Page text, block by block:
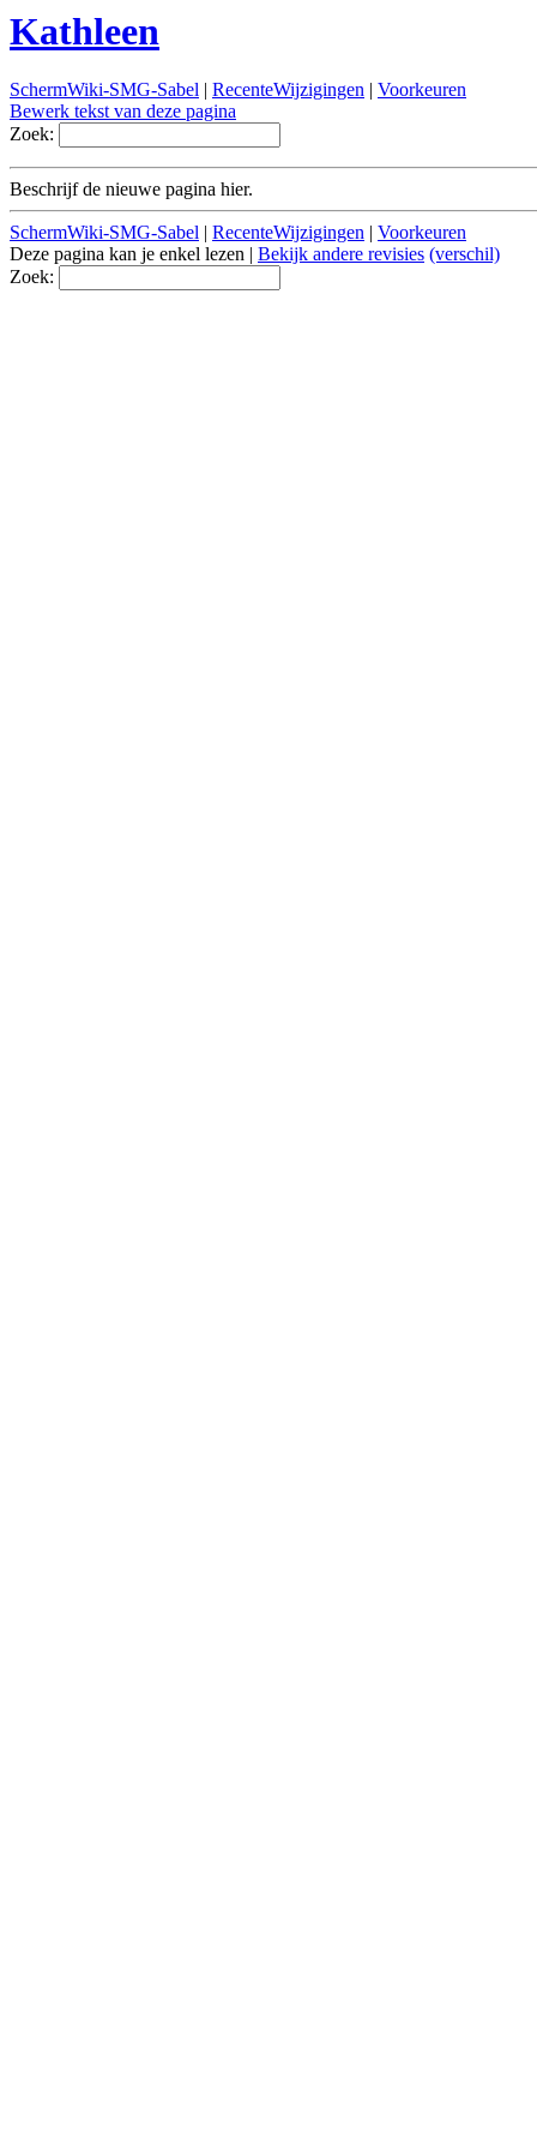
Kathleen
SchermWiki-SMG-Sabel | RecenteWijzigingen | Voorkeuren
Bewerk tekst van deze pagina
Zoek:
Beschrijf de nieuwe pagina hier.
SchermWiki-SMG-Sabel | RecenteWijzigingen | Voorkeuren
Deze pagina kan je enkel lezen | Bekijk andere revisies (verschil)
Zoek: